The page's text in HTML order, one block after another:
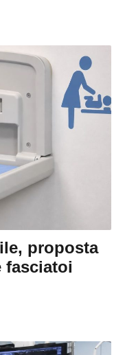
proposta
fasciatoi